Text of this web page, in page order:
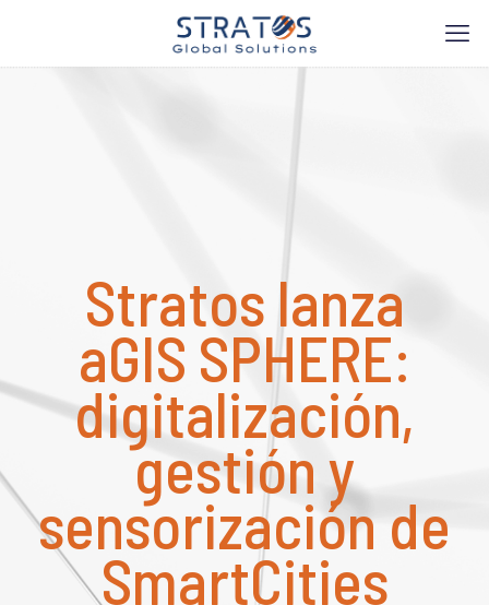
Stratos lanza
aGIS SPHERE:
digitalización,
gestión y
sensorización de
SmartCities